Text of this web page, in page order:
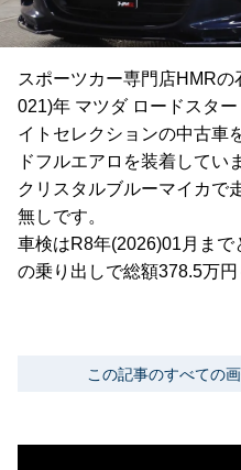
スポーツカー専門店HMR
021)年 マツダ ロードスタ
イトセレクションの中古車
ドフルエアロを装着してい
クリスタルブルーマイカで
無しです。
車検はR8年(2026)01月ま
の乗り出しで総額378.5万円
この記事のすべての